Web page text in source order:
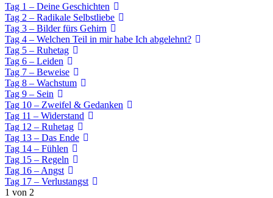
Tag 1 – Deine Geschichten
Tag 2 – Radikale Selbstliebe
Tag 3 – Bilder fürs Gehirn
Tag 4 – Welchen Teil in mir habe Ich abgelehnt?
Tag 5 – Ruhetag
Tag 6 – Leiden
Tag 7 – Beweise
Tag 8 – Wachstum
Tag 9 – Sein
Tag 10 – Zweifel & Gedanken
Tag 11 – Widerstand
Tag 12 – Ruhetag
Tag 13 – Das Ende
Tag 14 – Fühlen
Tag 15 – Regeln
Tag 16 – Angst
Tag 17 – Verlustangst
1 von 2